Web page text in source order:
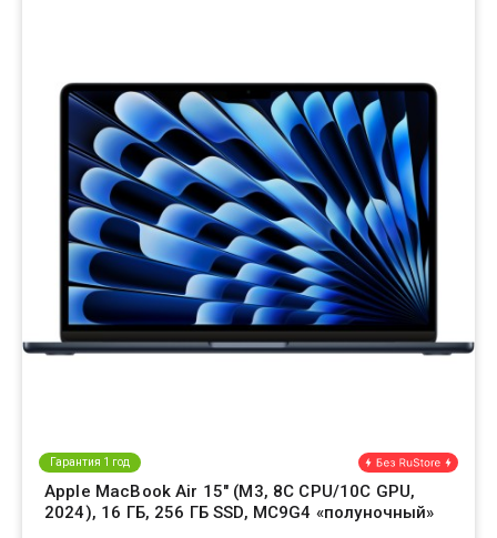
Гарантия 1 год
Apple MacBook Air 15" (M3, 8C CPU/10C GPU,
2024), 16 ГБ, 256 ГБ SSD, MC9G4 «полуночный»